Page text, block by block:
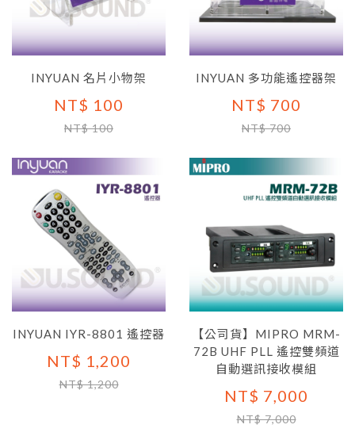
INYUAN 名片小物架
NT$ 100
NT$ 100
INYUAN 多功能遙控器架
NT$ 700
NT$ 700
INYUAN IYR-8801 遙控器
NT$ 1,200
NT$ 1,200
【公司貨】MIPRO MRM-
72B UHF PLL 遙控雙頻道
自動選訊接收模組
NT$ 7,000
NT$ 7,000